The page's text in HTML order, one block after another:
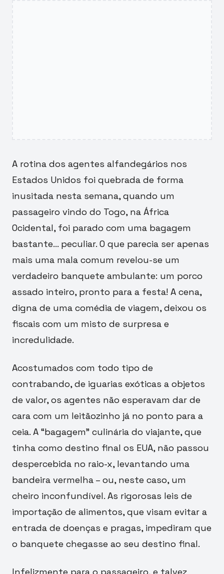
A rotina dos agentes alfandegários nos
Estados Unidos foi quebrada de forma
inusitada nesta semana, quando um
passageiro vindo do Togo, na África
Ocidental, foi parado com uma bagagem
bastante… peculiar. O que parecia ser apenas
mais uma mala comum revelou-se um
verdadeiro banquete ambulante: um porco
assado inteiro, pronto para a festa! A cena,
digna de uma comédia de viagem, deixou os
fiscais com um misto de surpresa e
incredulidade.
Acostumados com todo tipo de
contrabando, de iguarias exóticas a objetos
de valor, os agentes não esperavam dar de
cara com um leitãozinho já no ponto para a
ceia. A “bagagem” culinária do viajante, que
tinha como destino final os EUA, não passou
despercebida no raio-x, levantando uma
bandeira vermelha – ou, neste caso, um
cheiro inconfundível. As rigorosas leis de
importação de alimentos, que visam evitar a
entrada de doenças e pragas, impediram que
o banquete chegasse ao seu destino final.